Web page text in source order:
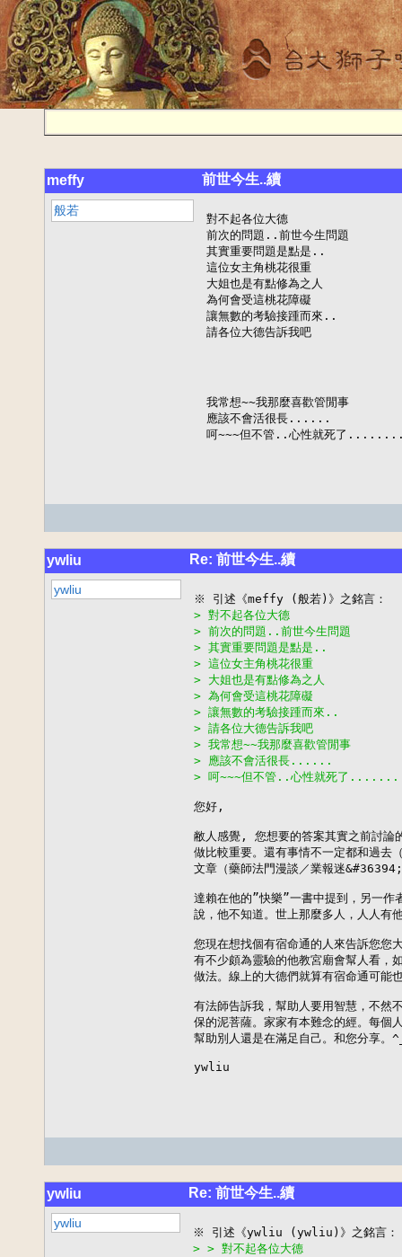
meffy 前世今生..續
般若
對不起各位大德
前次的問題..前世今生問題
其實重要問題是點是..
這位女主角桃花很重
大姐也是有點修為之人
為何會受這桃花障礙
讓無數的考驗接踵而來..
請各位大德告訴我吧
我常想~~我那麼喜歡管閒事
應該不會活很長......
呵~~~但不管..心性就死了
ywliu Re: 前世今生..續
ywliu
> 對不起各位大德
> 前次的問題..前世今生問題
> 其實重要問題是點是..
> 這位女主角桃花很重
> 大姐也是有點修為之人
> 為何會受這桃花障礙
> 讓無數的考驗接踵而來..
> 請各位大德告訴我吧
> 我常想~~我那麼喜歡管閒事
> 應該不會活很長......
> 呵~~~但不管..心性就死了
您好,
敝人感覺, 您想要的答案其實之前討論
做比較重要。還有事情不一定都和過去
文章（藥師法門漫談／業報迷
達賴在他的”快樂”一書中提到，另一作
說，他不知道。世上那麼多人，人人有
您現在想找個有宿命通的人來告訴您您
有不少頗為靈驗的他教宮廟會幫人看，
做法。線上的大德們就算有宿命通可能
有法師告訴我，幫助人要用智慧，不然
保的泥菩薩。家家有本難念的經。每個
幫助別人還是在滿足自己。和您分享。
ywliu
ywliu Re: 前世今生..續
ywliu
> > 對不起各位大德